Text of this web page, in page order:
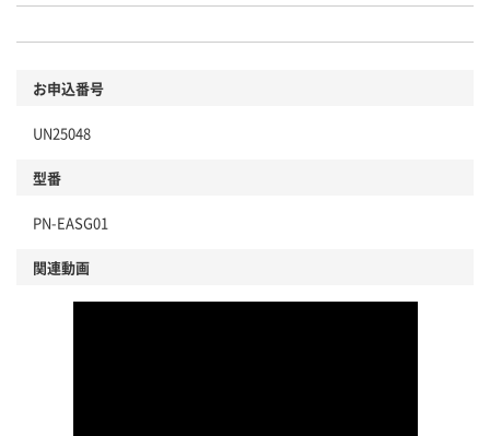
お申込番号
UN25048
型番
PN-EASG01
関連動画